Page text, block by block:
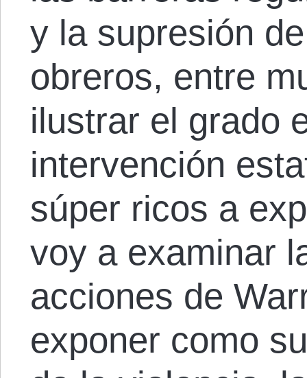
y la supresión
obreros, entre
ilustrar el grado
intervención
súper ricos a
voy a examinar
acciones de
exponer como